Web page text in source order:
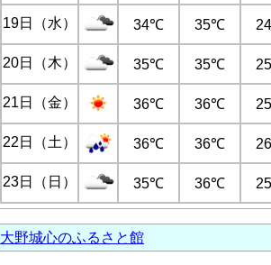
19日（水） 34℃ 35℃
20日（木） 35℃ 35℃
21日（金） 36℃ 36℃
22日（土） 36℃ 36℃
23日（日） 35℃ 36℃
大野城心のふるさと館